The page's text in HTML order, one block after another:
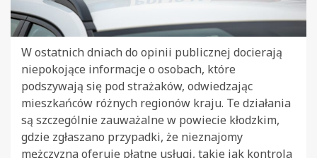
W ostatnich dniach do opinii publicznej docierają
niepokojące informacje o osobach, które
podszywają się pod strażaków, odwiedzając
mieszkańców różnych regionów kraju. Te działania
są szczególnie zauważalne w powiecie kłodzkim,
gdzie zgłaszano przypadki, że nieznajomy
mężczyzna oferuje płatne usługi, takie jak kontrola